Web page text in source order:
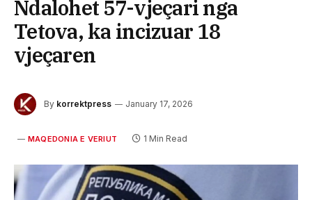
Ndalohet 57-vjeçari nga
Tetova, ka incizuar 18
vjeçaren
By korrektpress January 17, 2026
MAQEDONIA E VERIUT 1 Min Read